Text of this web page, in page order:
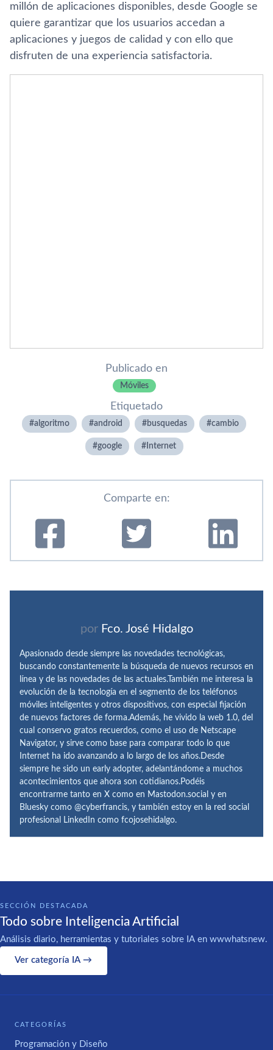
millón de aplicaciones disponibles, desde Google se
quiere garantizar que los usuarios accedan a
aplicaciones y juegos de calidad y con ello que
disfruten de una experiencia satisfactoria.
Publicado en
Móviles
Etiquetado
algoritmo android busquedas cambio
google Internet
Comparte en:
por Fco. José Hidalgo
Apasionado desde siempre las novedades tecnológicas,
buscando constantemente la búsqueda de nuevos recursos en
línea y de las novedades de las actuales.También me interesa la
evolución de la tecnología en el segmento de los teléfonos
móviles inteligentes y otros dispositivos, con especial fijación
de nuevos factores de forma.Además, he vivido la web 1.0, del
cual conservo gratos recuerdos, como el uso de Netscape
Navigator, y sirve como base para comparar todo lo que
Internet ha ido avanzando a lo largo de los años.Desde
siempre he sido un early adopter, adelantándome a muchos
acontecimientos que ahora son cotidianos.Podéis
encontrarme tanto en X como en Mastodon.social y en
Bluesky como @cyberfrancis, y también estoy en la red social
profesional LinkedIn como fcojosehidalgo.
SECCIÓN DESTACADA
Todo sobre Inteligencia Artificial
Análisis diario, herramientas y tutoriales sobre IA en wwwhatsnew.
Ver categoría IA →
CATEGORÍAS
Programación y Diseño